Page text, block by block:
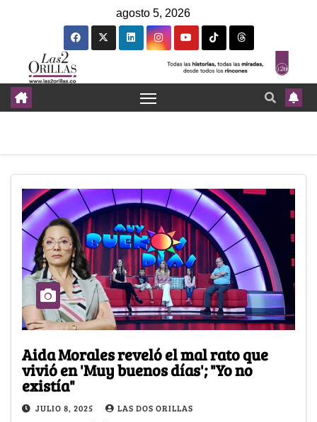
agosto 5, 2026
Aida Morales reveló el mal rato que
vivió en 'Muy buenos días'; "Yo no
existía"
JULIO 8, 2025 LAS DOS ORILLAS